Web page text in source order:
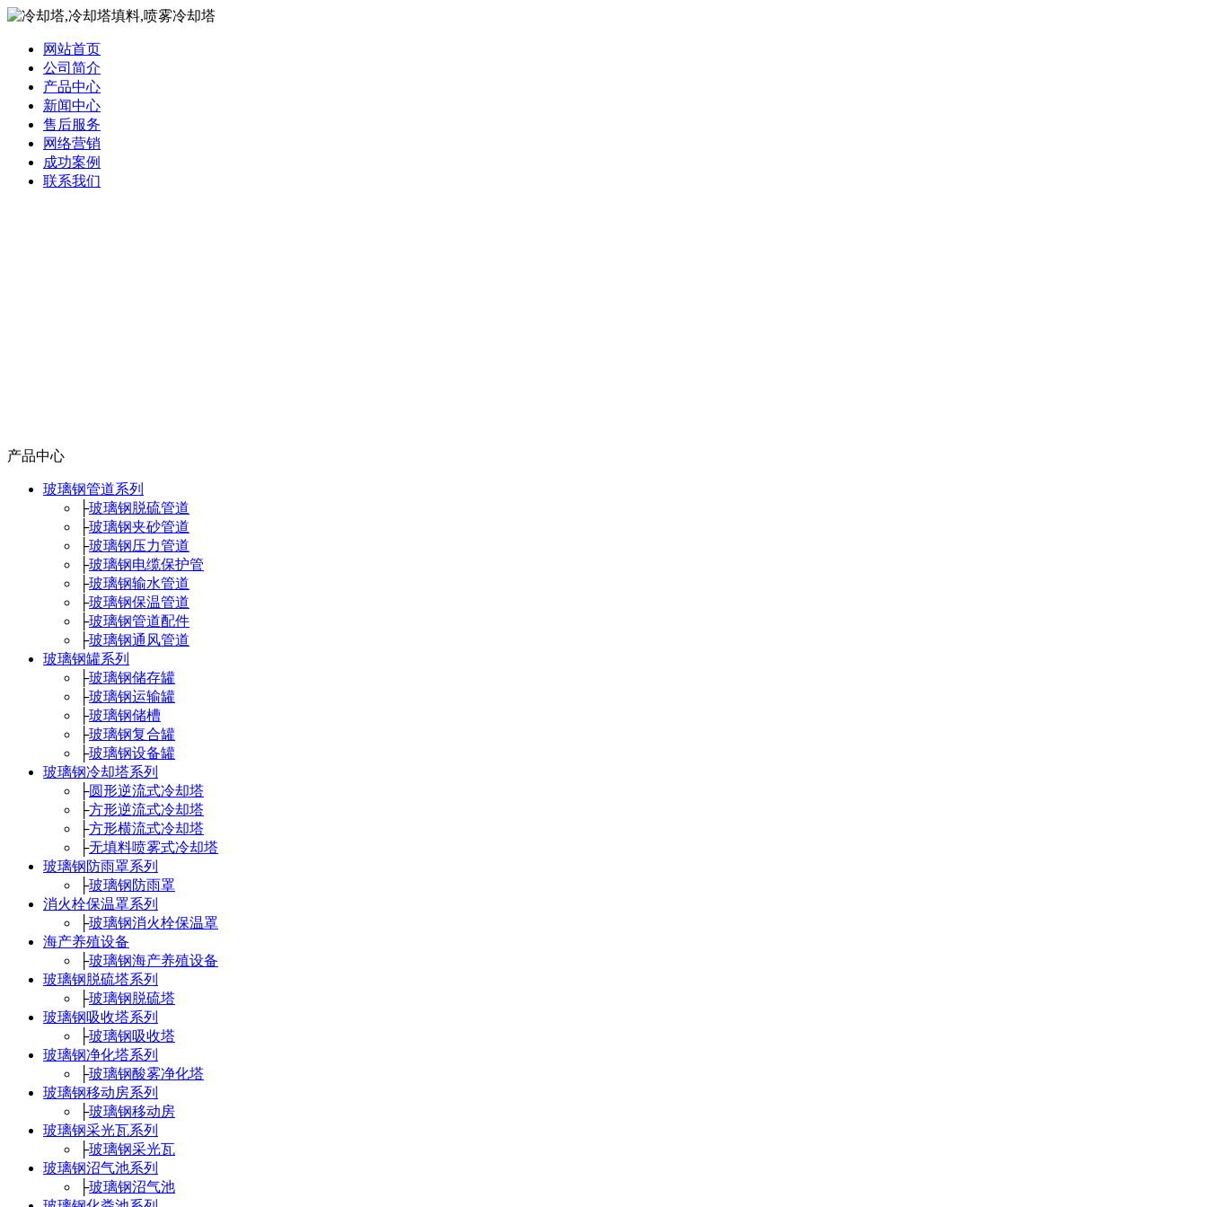
网站首页
公司简介
产品中心
新闻中心
售后服务
网络营销
成功案例
联系我们
产品中心
玻璃钢管道系列
├玻璃钢脱硫管道
├玻璃钢夹砂管道
├玻璃钢压力管道
├玻璃钢电缆保护管
├玻璃钢输水管道
├玻璃钢保温管道
├玻璃钢管道配件
├玻璃钢通风管道
玻璃钢罐系列
├玻璃钢储存罐
├玻璃钢运输罐
├玻璃钢储槽
├玻璃钢复合罐
├玻璃钢设备罐
玻璃钢冷却塔系列
├圆形逆流式冷却塔
├方形逆流式冷却塔
├方形横流式冷却塔
├无填料喷雾式冷却塔
玻璃钢防雨罩系列
├玻璃钢防雨罩
消火栓保温罩系列
├玻璃钢消火栓保温罩
海产养殖设备
├玻璃钢海产养殖设备
玻璃钢脱硫塔系列
├玻璃钢脱硫塔
玻璃钢吸收塔系列
├玻璃钢吸收塔
玻璃钢净化塔系列
├玻璃钢酸雾净化塔
玻璃钢移动房系列
├玻璃钢移动房
玻璃钢采光瓦系列
├玻璃钢采光瓦
玻璃钢沼气池系列
├玻璃钢沼气池